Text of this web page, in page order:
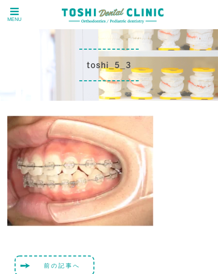
MENU
toshi_5_3
前の記事へ